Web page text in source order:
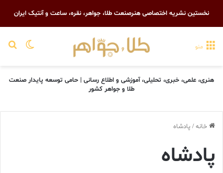
نخستین نشریه اختصاصی هنرصنعت طلا، جواهر، نقره، ساعت و آنتیک ایران
تغییر منو
هنری، علمی، خبری، تحلیلی، آموزشی و اطلاع رسانی | حامی توسعه پایدار صنعت
طلا و جواهر کشور
خانه/ پادشاه
پادشاه